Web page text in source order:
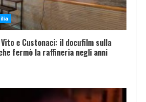
e Custonaci: il docufilm sulla
fermò la raffineria negli anni